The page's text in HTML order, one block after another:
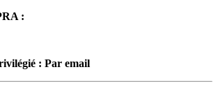
:
: Par email